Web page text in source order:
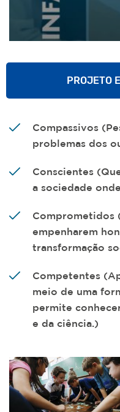
PROJETO
Compassivos
problemas dos
Conscientes
a sociedade
Comprometidos
empenharem
transformação
Competentes
meio de uma
permite
e da ciência.)